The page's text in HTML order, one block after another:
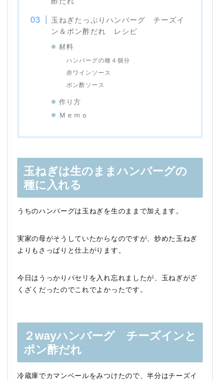
玉ねぎたっぷりハンバーグ チーズイ
ン＆ポン酢だれ レシピ
材料
ハンバーグの種４個分
赤ワインソース
ポン酢ソース
作り方
Ｍｅｍｏ
玉ねぎは生のままハンバーグの
種に入れる
うちのハンバーグは玉ねぎを生のままで加えます。
実家の母がそうしていたからなのですが、炒めた玉ねぎ
よりもさっぱりと仕上がります。
今日はうっかりパセリを入れ忘れましたが、玉ねぎがざ
くざくだったのでこれでよかったです。
２wayハンバーグ チーズインと
ポン酢だれ
冷蔵庫でカマンベールをみつけたので、半分はチーズイ